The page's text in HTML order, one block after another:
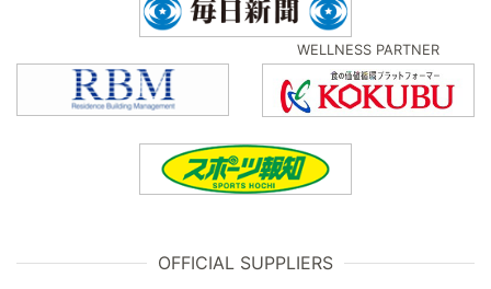
WELLNESS PARTNER
OFFICIAL SUPPLIERS